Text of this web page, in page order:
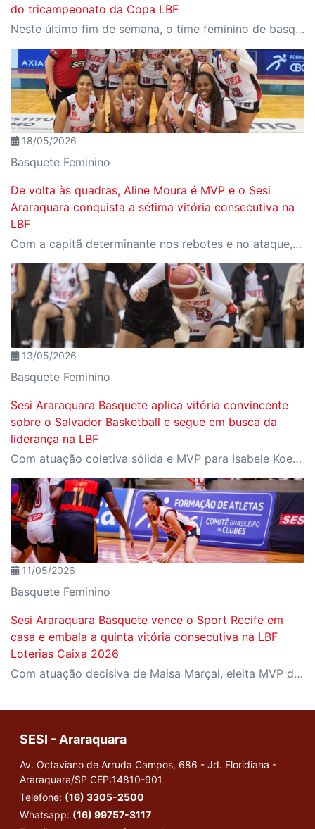
do tricampeonato da Copa LBF
Neste último fim de semana, o time feminino de basquete do Sesi Araraquara participou da Copa LBF 2026. Venceu o Unimed Campinas no último sábado, mas foi superado pelo Sampaio Basquete no último domingo (24/05) e adiou o sonho do tricampeonato.
18/05/2026
Basquete Feminino
De volta às quadras, Aline Moura é MVP e o Sesi
Araraquara conquista a sétima vitória consecutiva na
LBF
Com a capitã determinante nos rebotes e no ataque, o Sesi Araraquara venceu o Cerrado BRB por 63 a 58, no Ginásio do SESC Ceilândia, em Brasília (DF), na manhã deste domingo (17/05).
13/05/2026
Basquete Feminino
Sesi Araraquara Basquete aplica vitória convincente
sobre o Salvador Basketball e segue em busca da
liderança na LBF
Com atuação coletiva sólida e MVP para Isabele Koerich, o Sesi Araraquara venceu o Salvador Basketball por 77 a 45, jogando em casa na noite desta terça-feira (12/05).
11/05/2026
Basquete Feminino
Sesi Araraquara Basquete vence o Sport Recife em
casa e embala a quinta vitória consecutiva na LBF
Loterias Caixa 2026
Com atuação decisiva de Maisa Marçal, eleita MVP da partida, o Sesi Araraquara superou o Sport/Uninassau/Inst. Todos por 73 a 65, jogando em seus domínios, na tarde do último sábado (09/05).
SESI - Araraquara
Av. Octaviano de Arruda Campos, 686 - Jd. Floridiana -
Araraquara/SP CEP:14810-901
Telefone: (16) 3305-2500
Whatsapp: (16) 99757-3117